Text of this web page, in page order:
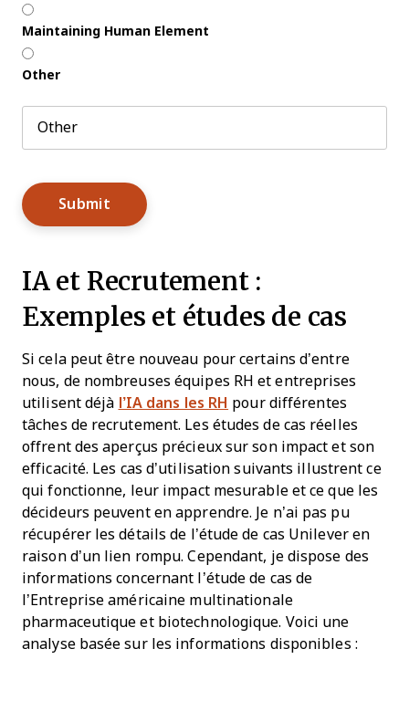
Maintaining Human Element
Other
IA et Recrutement :
Exemples et études de cas
Si cela peut être nouveau pour certains d’entre
nous, de nombreuses équipes RH et entreprises
utilisent déjà l’IA dans les RH pour différentes
tâches de recrutement. Les études de cas réelles
offrent des aperçus précieux sur son impact et son
efficacité. Les cas d’utilisation suivants illustrent ce
qui fonctionne, leur impact mesurable et ce que les
décideurs peuvent en apprendre. Je n’ai pas pu
récupérer les détails de l’étude de cas Unilever en
raison d’un lien rompu. Cependant, je dispose des
informations concernant l’étude de cas de
l’Entreprise américaine multinationale
pharmaceutique et biotechnologique. Voici une
analyse basée sur les informations disponibles :